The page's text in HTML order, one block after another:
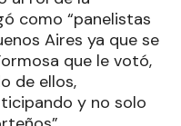
como “panelistas
Aires ya que se
que le votó,
de ellos,
y no solo